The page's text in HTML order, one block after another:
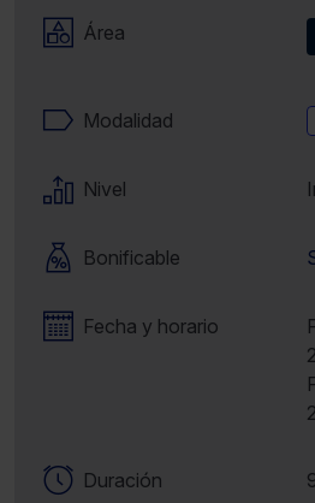
Área
Modalidad
Nivel
Bonificable
Fecha y horario
Duración